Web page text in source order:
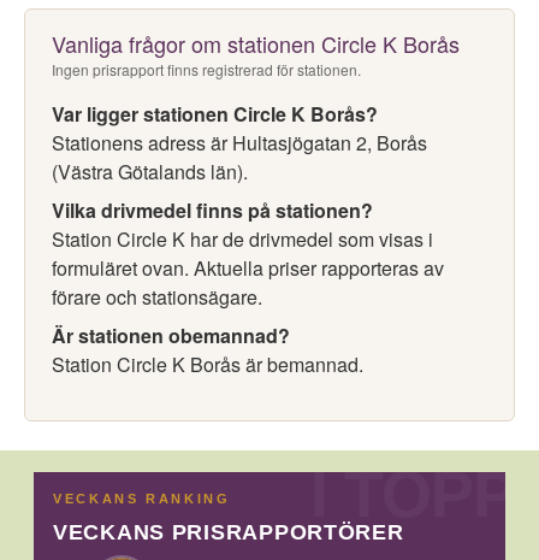
Vanliga frågor om stationen Circle K Borås
Ingen prisrapport finns registrerad för stationen.
Var ligger stationen Circle K Borås?
Stationens adress är Hultasjögatan 2, Borås
(Västra Götalands län).
Vilka drivmedel finns på stationen?
Station Circle K har de drivmedel som visas i
formuläret ovan. Aktuella priser rapporteras av
förare och stationsägare.
Är stationen obemannad?
Station Circle K Borås är bemannad.
VECKANS RANKING
VECKANS PRISRAPPORTÖRER